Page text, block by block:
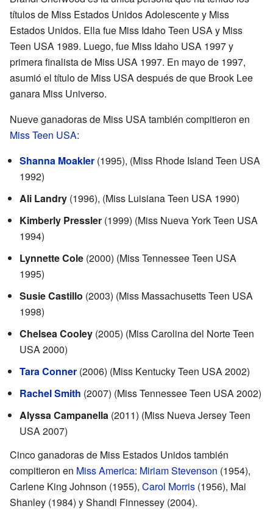
títulos de Miss Estados Unidos Adolescente y Miss
Estados Unidos. Ella fue Miss Idaho Teen USA y Miss
Teen USA 1989. Luego, fue Miss Idaho USA 1997 y
primera finalista de Miss USA 1997. En mayo de 1997,
asumió el título de Miss USA después de que Brook Lee
ganara Miss Universo.
Nueve ganadoras de Miss USA también compitieron en
Miss Teen USA:
Shanna Moakler (1995), (Miss Rhode Island Teen USA
1992)
Ali Landry (1996), (Miss Luisiana Teen USA 1990)
Kimberly Pressler (1999) (Miss Nueva York Teen USA
1994)
Lynnette Cole (2000) (Miss Tennessee Teen USA
1995)
Susie Castillo (2003) (Miss Massachusetts Teen USA
1998)
Chelsea Cooley (2005) (Miss Carolina del Norte Teen
USA 2000)
Tara Conner (2006) (Miss Kentucky Teen USA 2002)
Rachel Smith (2007) (Miss Tennessee Teen USA 2002)
Alyssa Campanella (2011) (Miss Nueva Jersey Teen
USA 2007)
Cinco ganadoras de Miss Estados Unidos también
compitieron en Miss America: Miriam Stevenson (1954),
Carlene King Johnson (1955), Carol Morris (1956), Mai
Shanley (1984) y Shandi Finnessey (2004).